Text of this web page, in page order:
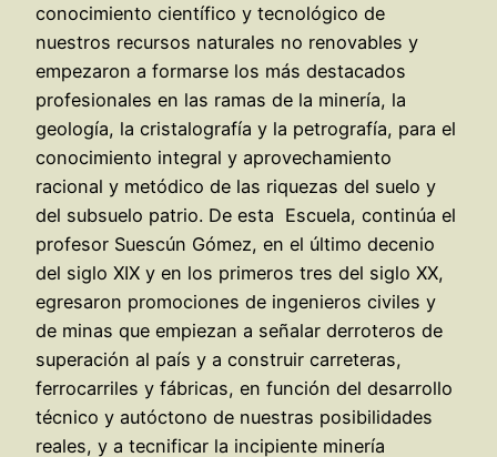
conocimiento científico y tecnológico de
nuestros recursos naturales no renovables y
empezaron a formarse los más destacados
profesionales en las ramas de la minería, la
geología, la cristalografía y la petrografía, para el
conocimiento integral y aprovechamiento
racional y metódico de las riquezas del suelo y
del subsuelo patrio. De esta Escuela, continúa el
profesor Suescún Gómez, en el último decenio
del siglo XIX y en los primeros tres del siglo XX,
egresaron promociones de ingenieros civiles y
de minas que empiezan a señalar derroteros de
superación al país y a construir carreteras,
ferrocarriles y fábricas, en función del desarrollo
técnico y autóctono de nuestras posibilidades
reales, y a tecnificar la incipiente minería